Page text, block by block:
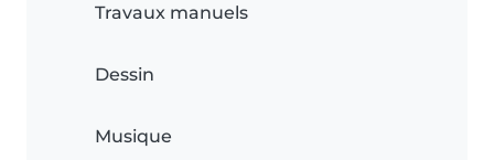
Travaux manuels
Dessin
Musique